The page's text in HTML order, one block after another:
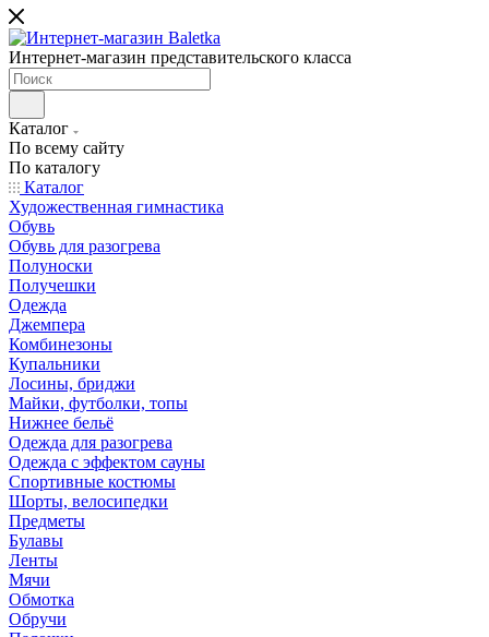
Интернет-магазин представительского класса
Каталог
По всему сайту
По каталогу
Каталог
Художественная гимнастика
Обувь
Обувь для разогрева
Полуноски
Получешки
Одежда
Джемпера
Комбинезоны
Купальники
Лосины, бриджи
Майки, футболки, топы
Нижнее бельё
Одежда для разогрева
Одежда с эффектом сауны
Спортивные костюмы
Шорты, велосипедки
Предметы
Булавы
Ленты
Мячи
Обмотка
Обручи